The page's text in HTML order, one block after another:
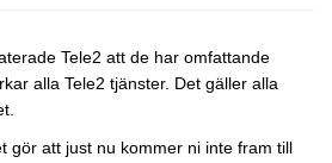
Tele2 att de har omfattande
alla Tele2 tjänster. Det gäller alla
gör att just nu kommer ni inte fram till